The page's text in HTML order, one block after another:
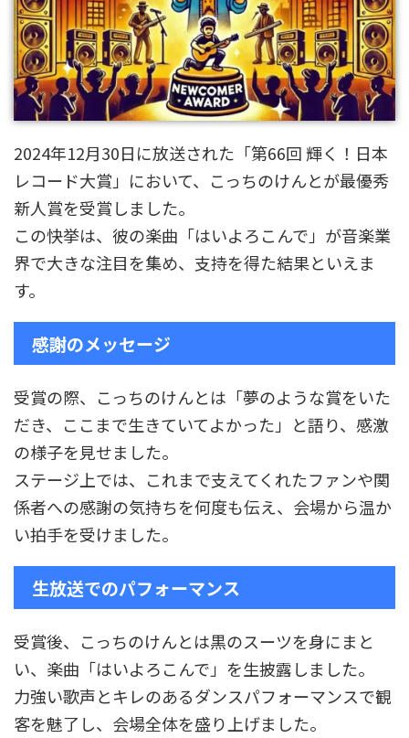
2024年12月30日に放送された「第66回 輝く！日本
レコード大賞」において、こっちのけんとが最優秀
新人賞を受賞しました。
この快挙は、彼の楽曲「はいよろこんで」が音楽業
界で大きな注目を集め、支持を得た結果といえま
す。
感謝のメッセージ
受賞の際、こっちのけんとは「夢のような賞をいた
だき、ここまで生きていてよかった」と語り、感激
の様子を見せました。
ステージ上では、これまで支えてくれたファンや関
係者への感謝の気持ちを何度も伝え、会場から温か
い拍手を受けました。
生放送でのパフォーマンス
受賞後、こっちのけんとは黒のスーツを身にまと
い、楽曲「はいよろこんで」を生披露しました。
力強い歌声とキレのあるダンスパフォーマンスで観
客を魅了し、会場全体を盛り上げました。